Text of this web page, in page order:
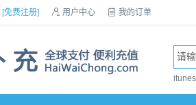
[免费注册]  用户中心  我的订单